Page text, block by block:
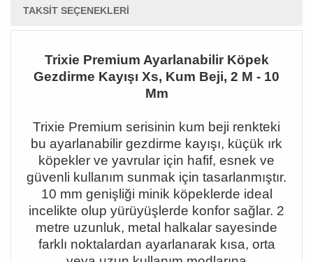
TAKSIT SEÇENEKLERI
Trixie Premium Ayarlanabilir Köpek
Gezdirme Kayışı Xs, Kum Beji, 2 M - 10
Mm
Trixie Premium serisinin kum beji renkteki
bu ayarlanabilir gezdirme kayışı, küçük ırk
köpekler ve yavrular için hafif, esnek ve
güvenli kullanım sunmak için tasarlanmıştır.
10 mm genişliği minik köpeklerde ideal
incelikte olup yürüyüşlerde konfor sağlar. 2
metre uzunluk, metal halkalar sayesinde
farklı noktalardan ayarlanarak kısa, orta